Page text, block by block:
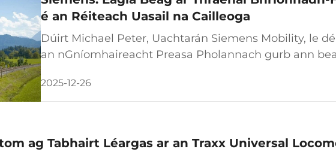
é an Réiteach Uasail na Cailleoga
Dúirt Michael Peter, Uachtarán Siemens Mobility, le
an nGníomhaireacht Preasa Pholannach gurb ann
gheall ar rátaí íseal leictreachais rialraí...
2025-12-26
ag Tabhairt Léargas ar an Traxx Universal